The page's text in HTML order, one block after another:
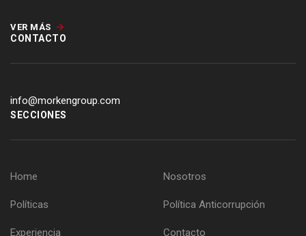
VER MÁS
CONTACTO
info@morkengroup.com
SECCIONES
Home Nosotros
Políticas Política Anticorrupción
Experiencia Contacto